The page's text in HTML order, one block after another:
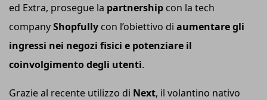
ed Extra, prosegue la partnership con la tech
companyShopfully con l’obiettivo di aumentare gli
ingressi nei negozi fisici e potenziare il
coinvolgimento degli utenti.
Grazie al recente utilizzo di Next, il volantino nativo